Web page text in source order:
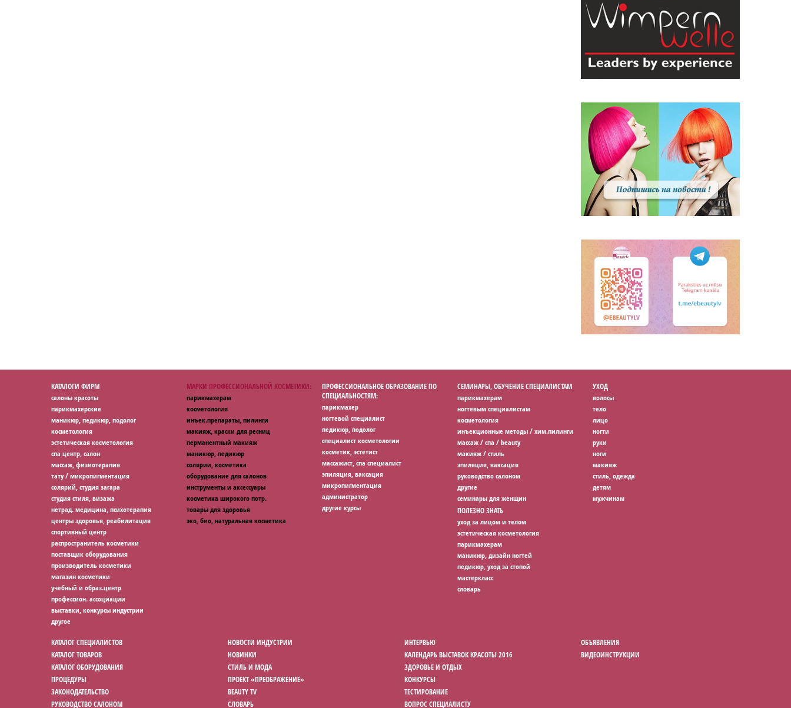
КАТАЛОГИ ФИРМ
салоны красоты
парикмахерские
маникюр, педикюр, подолог
косметология
эстетическая косметология
спа центр, салон
массаж, физиотерапия
тату / микропигментация
солярий, студия загара
студия стиля, визажа
нетрад. медицина, психотерапия
центры здоровья, реабилитация
спортивный центр
распространитель косметики
поставщик оборудования
производитель косметики
магазин косметики
учебный и образ.центр
профессион. ассоциации
выставки, конкурсы индустрии
другое
МАРКИ ПРОФЕССИОНАЛЬНОЙ КОСМЕТИКИ:
парикмахерам
косметология
инъек.препараты, пилинги
макияж, краски для ресниц
перманентный макияж
маникюр, педикюр
солярии, косметика
оборудование для салонов
инструменты и аксессуары
косметика широкого потр.
товары для здоровья
эко, био, натуральная косметика
ПРОФЕССИОНАЛЬНОЕ ОБРАЗОВАНИЕ ПО
СПЕЦИАЛЬНОСТЯМ:
парикмахер
ногтевой специалист
педикюр, подолог
специалист косметологии
косметик, эстетист
массажист, спа специалист
эпиляция, ваксация
микропигментация
администратор
другие курсы
СЕМИНАРЫ, ОБУЧЕНИЕ СПЕЦИАЛИСТАМ
парикмахерам
ногтевым специалистам
косметология
инъекционные методы / хим.пилинги
массаж / спа / beauty
макияж / стиль
эпиляция, ваксация
руководство салоном
другие
семинары для женщин
УХОД
волосы
тело
лицо
ногти
руки
ноги
макияж
стиль, одежда
детям
мужчинам
ПОЛЕЗНО ЗНАТЬ
уход за лицом и телом
эстетическая косметология
парикмахерам
маникюр, дизайн ногтей
педикюр, уход за стопой
мастеркласс
словарь
КАТАЛОГ СПЕЦИАЛИСТОВ
КАТАЛОГ ТОВАРОВ
КАТАЛОГ ОБОРУДОВАНИЯ
ПРОЦЕДУРЫ
ЗАКОНОДАТЕЛЬСТВО
РУКОВОДСТВО САЛОНОМ
НОВОСТИ ИНДУСТРИИ
НОВИНКИ
СТИЛЬ И МОДА
ПРОЕКТ «ПРЕОБРАЖЕНИЕ»
BEAUTY TV
СЛОВАРЬ
ИНТЕРВЬЮ
КАЛЕНДАРЬ ВЫСТАВОК КРАСОТЫ 2016
ЗДОРОВЬЕ И ОТДЫХ
КОНКУРСЫ
ТЕСТИРОВАНИЕ
ВОПРОС СПЕЦИАЛИСТУ
ОБЪЯВЛЕНИЯ
ВИДЕОИНСТРУКЦИИ